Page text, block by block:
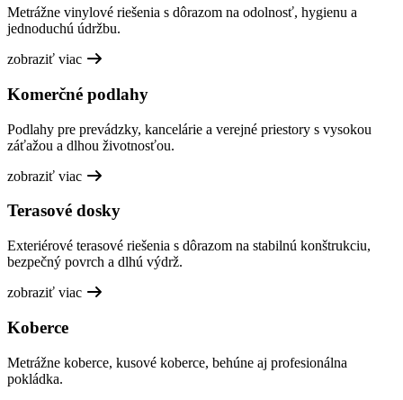
Metrážne vinylové riešenia s dôrazom na odolnosť, hygienu a
jednoduchú údržbu.
zobraziť viac
Komerčné podlahy
Podlahy pre prevádzky, kancelárie a verejné priestory s vysokou
záťažou a dlhou životnosťou.
zobraziť viac
Terasové dosky
Exteriérové terasové riešenia s dôrazom na stabilnú konštrukciu,
bezpečný povrch a dlhú výdrž.
zobraziť viac
Koberce
Metrážne koberce, kusové koberce, behúne aj profesionálna
pokládka.